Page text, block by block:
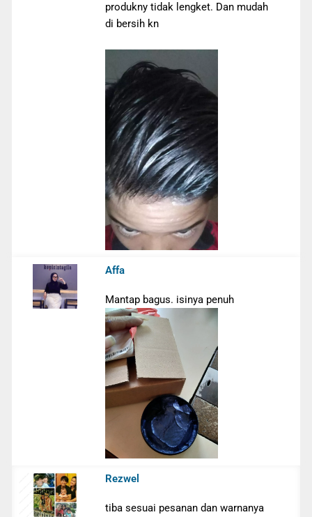
produkny tidak lengket. Dan mudah
di bersih kn
Affa
Mantap bagus. isinya penuh
Rezwel
tiba sesuai pesanan dan warnanya